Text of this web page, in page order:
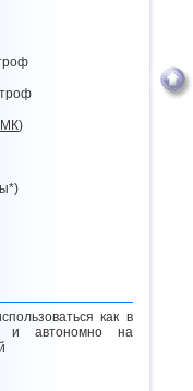
)
как в
и автономно на